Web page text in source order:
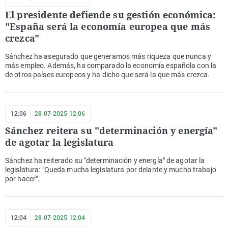
El presidente defiende su gestión económica:
"España será la economía europea que más
crezca"
Sánchez ha asegurado que generamos más riqueza que nunca y
más empleo. Además, ha comparado la economía española con la
de otros países europeos y ha dicho que será la que más crezca.
12:06 28-07-2025 12:06
Sánchez reitera su "determinación y energía"
de agotar la legislatura
Sánchez ha reiterado su "determinación y energía" de agotar la
legislatura: "Queda mucha legislatura por delante y mucho trabajo
por hacer".
12:04 28-07-2025 12:04